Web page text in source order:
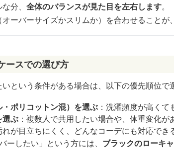
分、 全体のバランスが見た目を左右します。
ーバーサイズかスリムか）を合わせることが
ースでの選び方
という条件がある場合は、以下の優先順位で
ポリコットン混）を選ぶ ：洗濯頻度が高く
選ぶ ：複数人で共用したい場合や、体重変化が
れが目立ちにくく、どんなコーデにも対応で
ーしたい」という方には、 ブラックのローキ